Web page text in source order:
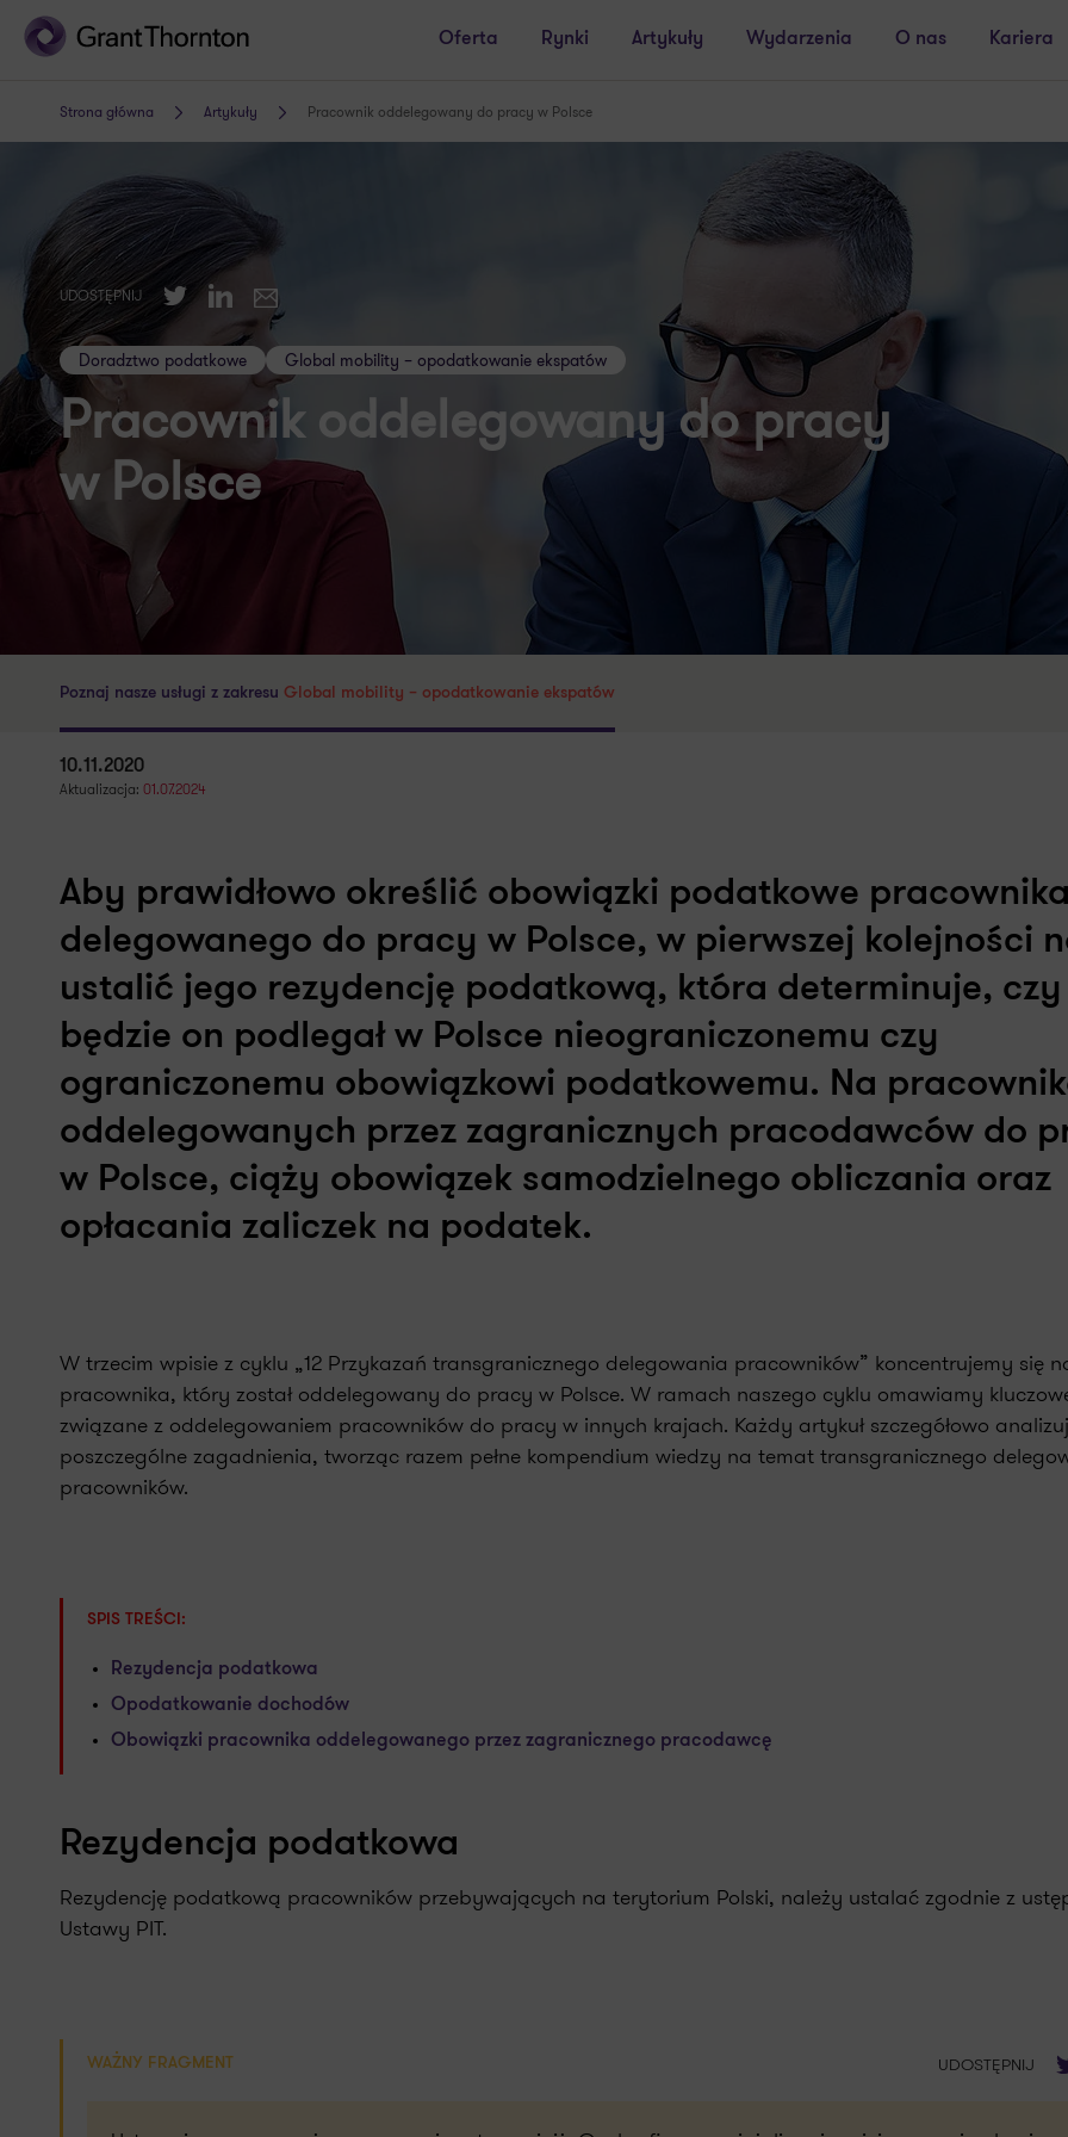
Oferta Rynki Artykuły Wydarzenia O nas Kariera
Strona główna Artykuły Pracownik oddelegowany do pracy w Polsce
UDOSTĘPNIJ TwitterLinkedIn
E-mail
Doradztwo podatkowe Global mobility – opodatkowanie ekspatów
Pracownik oddelegowany do pracy
w Polsce
Poznaj nasze usługi z zakresu Global mobility – opodatkowanie ekspatów
10.11.2020
Aktualizacja: 01.07.2024
Aby prawidłowo określić obowiązki podatkowe
delegowanego do pracy w Polsce, w pierwszej kolejności
ustalić jego rezydencję podatkową, która determinuje, czy
będzie on podlegał w Polsce nieograniczonemu czy
ograniczonemu obowiązkowi podatkowemu. Na
oddelegowanych przez zagranicznych pracodawców do
w Polsce, ciąży obowiązek samodzielnego obliczania oraz
opłacania zaliczek na podatek.
W trzecim wpisie z cyklu „12 Przykazań transgranicznego delegowania pracowników” koncentrujemy się
pracownika, który został oddelegowany do pracy w Polsce. W ramach naszego cyklu omawiamy
związane z oddelegowaniem pracowników do pracy w innych krajach. Każdy artykuł szczegółowo
poszczególne zagadnienia, tworząc razem pełne kompendium wiedzy na temat transgranicznego
pracowników.
SPIS TREŚCI:
Rezydencja podatkowa
Opodatkowanie dochodów
Obowiązki pracownika oddelegowanego przez zagranicznego pracodawcę
Rezydencja podatkowa
Rezydencję podatkową pracowników przebywających na terytorium Polski, należy ustalać zgodnie z
Ustawy PIT.
WAŻNY FRAGMENT UDOSTĘPNIJ